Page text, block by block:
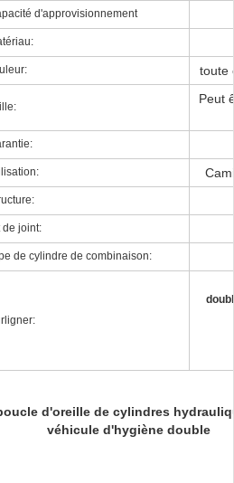
d'approvisionnement
toute
Peut
de joint:
de cylindre de combinaison:
d'oreille de cylindres
véhicule d'hygiène double